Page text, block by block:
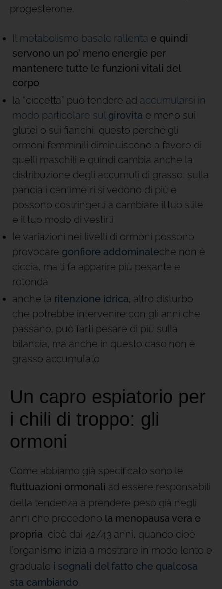
progesterone.
Il metabolismo basale rallenta e quindi
servono un po’ meno energie per
mantenere tutte le funzioni vitali del
corpo
la “ciccetta” può tendere ad accumularsi in
modo particolare sul girovita e meno sui
glutei o sui fianchi, questo perché gli
ormoni femminili diminuiscono a favore di
quelli maschili e quindi cambia anche la
distribuzione degli accumuli di grasso: sulla
pancia i centimetri si vedono di più e
possono costringerti a cambiare il tuo stile
e il tuo modo di vestirti
le variazioni nei livelli di ormoni possono
provocare gonfiore addominaleche non è
ciccia, ma ti fa apparire più pesante e
rotonda
anche la ritenzione idrica, altro disturbo
che potrebbe intervenire con gli anni che
passano, può farti pesare di più sulla
bilancia, ma anche in questo caso non è
grasso accumulato
Un capro espiatorio per
i chili di troppo: gli
ormoni
Come abbiamo già specificato sono le
fluttuazioni ormonali ad essere responsabili
della tendenza a prendere peso già negli
anni che precedono la menopausa vera e
propria, cioè dai 42/43 anni, quando cioè
l’organismo inizia a mostrare in modo lento e
graduale i segnali del fatto che qualcosa
sta cambiando.